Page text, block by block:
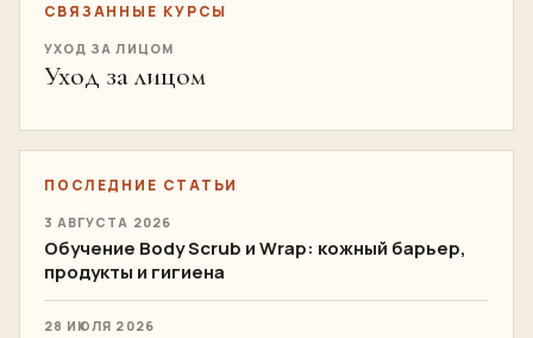
СВЯЗАННЫЕ КУРСЫ
УХОД ЗА ЛИЦОМ
Уход за лицом
ПОСЛЕДНИЕ СТАТЬИ
3 АВГУСТА 2026
Обучение Body Scrub и Wrap: кожный барьер,
продукты и гигиена
28 ИЮЛЯ 2026